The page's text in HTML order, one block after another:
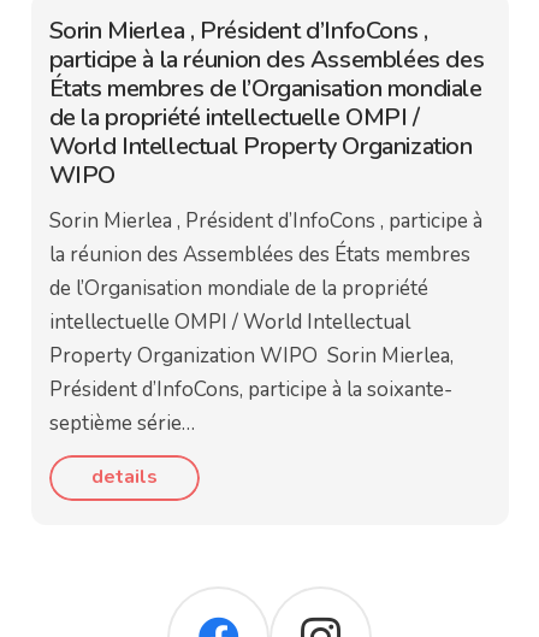
Sorin Mierlea , Président d’InfoCons ,
participe à la réunion des Assemblées des
États membres de l’Organisation mondiale
de la propriété intellectuelle OMPI /
World Intellectual Property Organization
WIPO
Sorin Mierlea , Président d’InfoCons , participe à
la réunion des Assemblées des États membres
de l’Organisation mondiale de la propriété
intellectuelle OMPI / World Intellectual
Property Organization WIPO Sorin Mierlea,
Président d’InfoCons, participe à la soixante-
septième série…
details